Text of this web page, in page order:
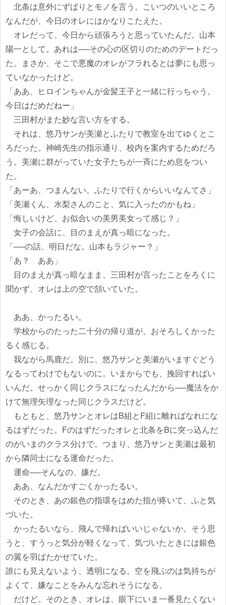
北条は意外にずばりとモノを言う。こいつのいいところ
なんだが、今日のオレにはかなりこたえた。
オレだって、今日から頑張ろうと思っていたんだ。山本
陽一として。あれは──その心の区切りのためのデートだっ
た。まさか、そこで悪魔のオレがフラれるとは夢にも思っ
ていなかったけど。
「ああ、ヒロインちゃんが金髪王子と一緒に行っちゃう。
今日はだめだねー」
三田村がまた妙な言い方をする。
それは、悠乃サンが美瀬とふたりで教室を出てゆくとこ
ろだった。神崎先生の指示通り、校内を案内するためだろ
う。美瀬に群がっていた女子たちが一斉にため息をつい
た。
「あーあ、つまんない。ふたりで行くからいいなんてさ」
「美瀬くん、水梨さんのこと、気に入ったのかもね」
「悔しいけど、お似合いの美男美女って感じ？」
女子の会話に、目のまえが真っ暗になった。
「──の話、明日だな。山本もラジャー？」
「あ？ ああ」
目のまえが真っ暗なまま、三田村が言ったことをろくに
聞かず、オレは上の空で頷いていた。
ああ、かったるい。
学校からのたった二十分の帰り道が、おそろしくかった
るく感じる。
我ながら馬鹿だ。別に、悠乃サンと美瀬がいますぐどう
なるってわけでもないのに。いまからでも、挽回すればい
いんだ。せっかく同じクラスになったんだから──魔法をか
けて無理矢理なった同じクラスだけど。
もともと、悠乃サンとオレはB組とF組に離ればなれにな
るはずだった。Fのはずだったオレと北条をBに突っ込んだ
のがいまのクラス分けで。つまり、悠乃サンと美瀬は最初
から隣同士になる運命だった。
運命──そんなの、嫌だ。
ああ、なんだかすごくかったるい。
そのとき、あの銀色の指環をはめた指が疼いて、ふと気
づいた。
かったるいなら、飛んで帰ればいいじゃないか。そう思
うと、すうっと気分が軽くなって、気づいたときには銀色
の翼を羽ばたかせていた。
誰にも見えないよう、透明になる。空を飛ぶのは気持ちが
よくて、嫌なことをみんな忘れそうになる。
だけど。そのとき、オレは、眼下にいま一番見たくない